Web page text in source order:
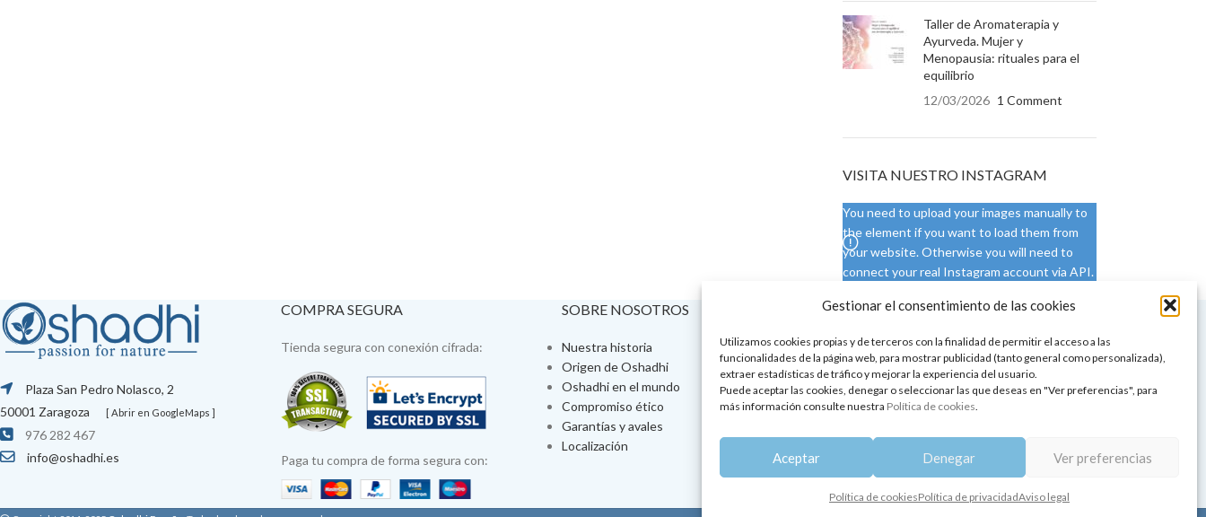
Gestionar el consentimiento de las cookies
Utilizamos cookies propias y de terceros con la finalidad de permitir el acceso a las
funcionalidades de la página web, para mostrar publicidad (tanto general como personalizada),
extraer estadísticas de tráfico y mejorar la experiencia del usuario.
Puede aceptar las cookies, denegar o seleccionar las que deseas en "Ver preferencias", para
más información consulte nuestra Política de cookies.
Aceptar Denegar Ver preferencias
Política de cookiesPolítica de privacidadAviso legal
Taller de Aromaterapia y
Ayurveda. Mujer y
Menopausia: rituales para el
equilibrio
12/03/2026 1 Comment
VISITA NUESTRO INSTAGRAM
You need to upload your images manually to
the element if you want to load them from
your website. Otherwise you will need to
connect your real Instagram account via API.
Plaza San Pedro Nolasco, 2
50001 Zaragoza
[ Abrir en GoogleMaps ]
976 282 467
info@oshadhi.es
COMPRA SEGURA
Tienda segura con conexión cifrada:
Paga tu compra de forma segura con:
SOBRE NOSOTROS
Nuestra historia
Origen de Oshadhi
Oshadhi en el mundo
Compromiso ético
Garantías y avales
Localización
VISÍTA NUESTRA SEDE
Tienda física
Talleres de aromaterapia
Tratamientos de belleza
Ayurveda
Aromaterapia y bienestar
CONDICIONES DE USO
Condiciones generales
Cambios y devoluciones
Formas de pago
Formas de envío